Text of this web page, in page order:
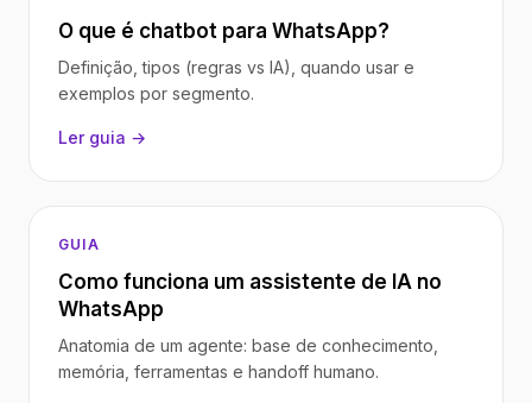
O que é chatbot para WhatsApp?
Definição, tipos (regras vs IA), quando usar e
exemplos por segmento.
Ler guia →
GUIA
Como funciona um assistente de IA no
WhatsApp
Anatomia de um agente: base de conhecimento,
memória, ferramentas e handoff humano.